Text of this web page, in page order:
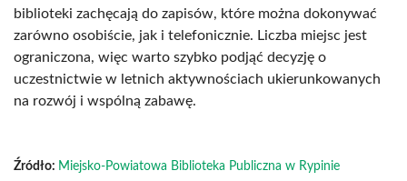
biblioteki zachęcają do zapisów, które można dokonywać
zarówno osobiście, jak i telefonicznie. Liczba miejsc jest
ograniczona, więc warto szybko podjąć decyzję o
uczestnictwie w letnich aktywnościach ukierunkowanych
na rozwój i wspólną zabawę.
Źródło: Miejsko-Powiatowa Biblioteka Publiczna w Rypinie